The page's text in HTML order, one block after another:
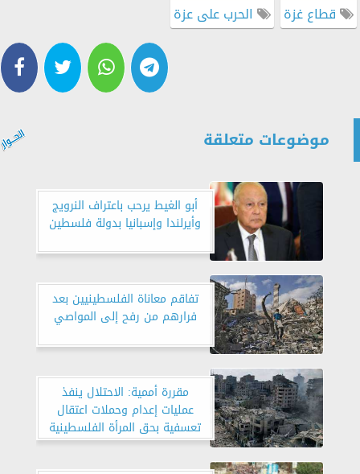
قطاع غزة
الحرب على عزة
موضوعات متعلقة
أبو الغيط يرحب باعتراف النرويج
وأيرلندا وإسبانيا بدولة فلسطين
تفاقم معاناة الفلسطينيين بعد
فرارهم من رفح إلى المواصي
مقررة أممية: الاحتلال ينفذ
عمليات إعدام وحملات اعتقال
تعسفية بحق المرأة الفلسطينية